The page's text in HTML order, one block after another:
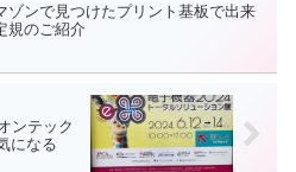
ゾンで見つけたプリント基板で出来
規のご紹介
ンテック
になる